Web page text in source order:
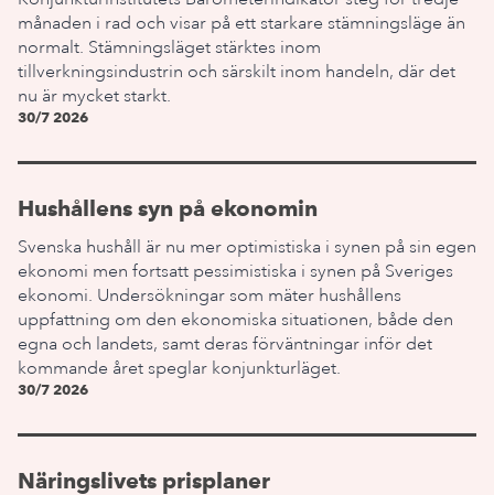
månaden i rad och visar på ett starkare stämningsläge än
normalt. Stämningsläget stärktes inom
tillverkningsindustrin och särskilt inom handeln, där det
nu är mycket starkt.
30/7 2026
Hushållens syn på ekonomin
Svenska hushåll är nu mer optimistiska i synen på sin egen
ekonomi men fortsatt pessimistiska i synen på Sveriges
ekonomi. Undersökningar som mäter hushållens
uppfattning om den ekonomiska situationen, både den
egna och landets, samt deras förväntningar inför det
kommande året speglar konjunkturläget.
30/7 2026
Näringslivets prisplaner